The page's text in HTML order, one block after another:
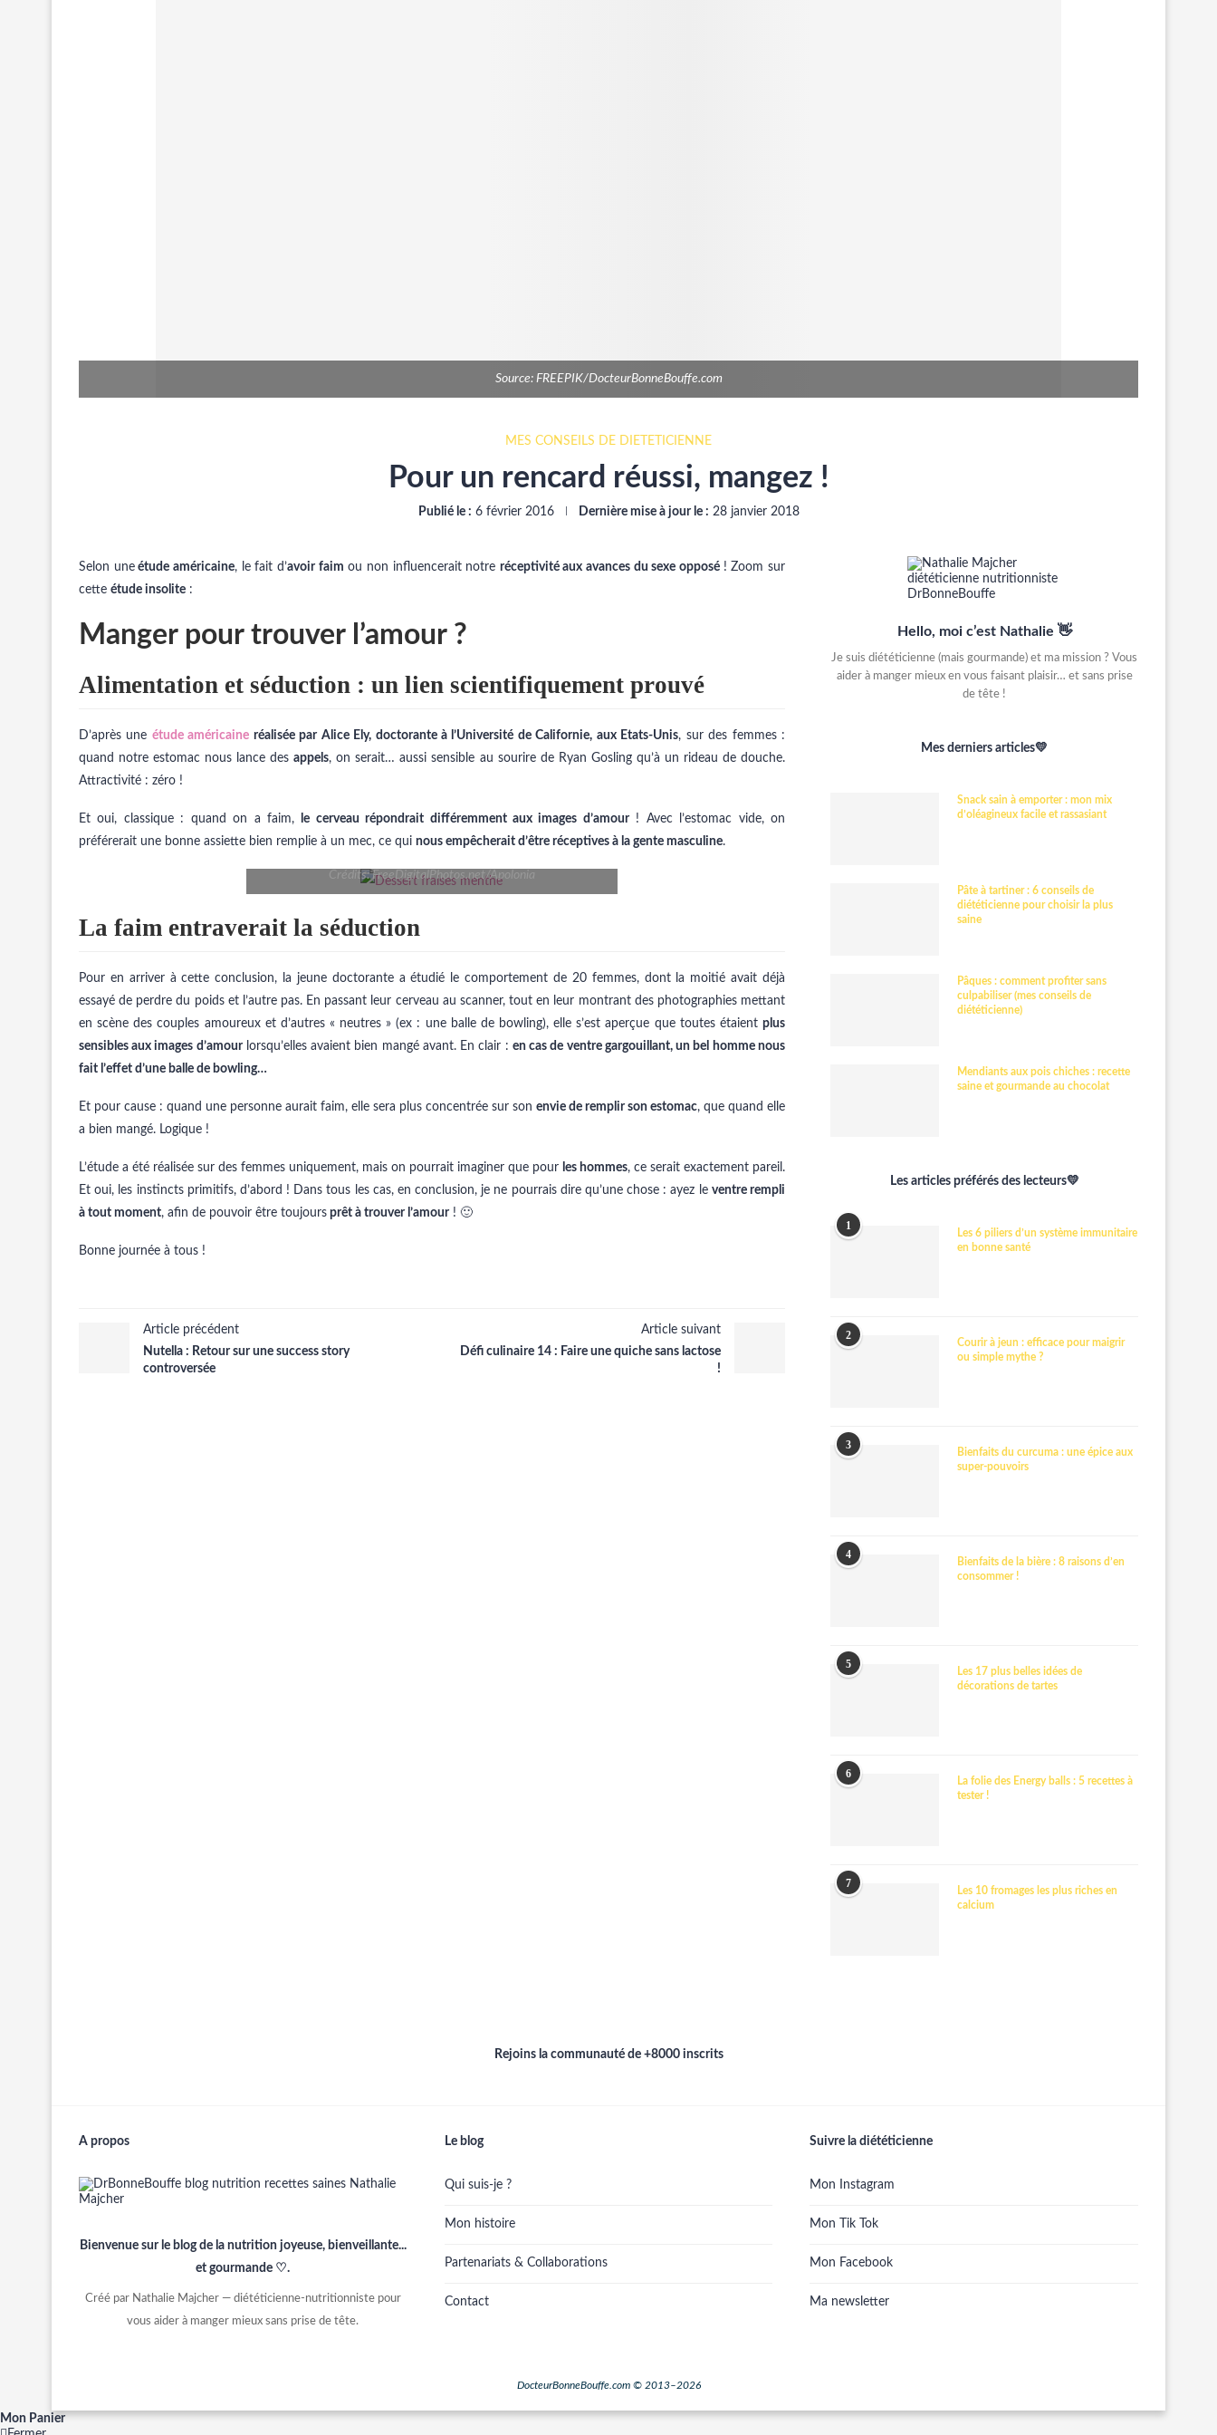
Source: FREEPIK/DocteurBonneBouffe.com
MES CONSEILS DE DIÉTÉTICIENNE
Pour un rencard réussi, mangez !
Publié le : 6 février 2016 Dernière mise à jour le : 28 janvier 2018
Selon uneétude américaine, le fait d’avoir faim ou non influencerait notre réceptivité aux avances du sexe opposé ! Zoom sur
cette étude insolite :
Manger pour trouver l’amour ?
Alimentation et séduction : un lien scientifiquement prouvé
D’après une étude américaine réalisée par Alice Ely, doctorante à l’Université de Californie, aux Etats-Unis, sur des femmes :
quand notre estomac nous lance desappels, on serait… aussi sensible au sourire de Ryan Gosling qu’à un rideau de douche.
Attractivité : zéro !
Et oui, classique : quand on a faim, le cerveau répondrait différemment aux images d’amour! Avec l’estomac vide, on
préférerait une bonne assiette bien remplie à un mec, ce qui nous empêcherait d’être réceptives à la gente masculine.
Crédits: FreeDigitalPhotos.net/Apolonia
La faim entraverait la séduction
Pour en arriver à cette conclusion, la jeune doctorante a étudié le comportement de 20 femmes, dont la moitié avait déjà
essayé de perdre du poids et l’autre pas. En passant leur cerveau au scanner, tout en leur montrant des photographies mettant
en scène des couples amoureux et d’autres « neutres » (ex : une balle de bowling), elle s’est aperçue que toutes étaient plus
sensibles aux images d’amourlorsqu’elles avaient bien mangé avant. En clair : en cas de ventre gargouillant, un bel homme nous
fait l’effet d’une balle de bowling…
Et pour cause : quand une personne aurait faim, elle sera plus concentrée sur son envie de remplir son estomac, que quand elle
a bien mangé. Logique !
L’étude a été réalisée sur des femmes uniquement, mais on pourrait imaginer que pour les hommes, ce serait exactement pareil.
Et oui, les instincts primitifs, d’abord ! Dans tous les cas, en conclusion, je ne pourrais dire qu’une chose : ayez le ventre rempli
à tout moment, afin de pouvoir être toujours prêt à trouver l’amour! 🙂
Bonne journée à tous !
Article précédent
Nutella : Retour sur une success story
controversée
Article suivant
Défi culinaire 14 : Faire une quiche sans lactose
!
Hello, moi c’est Nathalie 👋
Je suis diététicienne (mais gourmande) et ma mission ? Vous
aider à manger mieux en vous faisant plaisir… et sans prise
de tête !
Mes derniers articles💛
Snack sain à emporter : mon mix
d’oléagineux facile et rassasiant
Pâte à tartiner : 6 conseils de
diététicienne pour choisir la plus
saine
Pâques : comment profiter sans
culpabiliser (mes conseils de
diététicienne)
Mendiants aux pois chiches : recette
saine et gourmande au chocolat
Les articles préférés des lecteurs💛
1
Les 6 piliers d’un système immunitaire
en bonne santé
2
Courir à jeun : efficace pour maigrir
ou simple mythe ?
3
Bienfaits du curcuma : une épice aux
super-pouvoirs
4
Bienfaits de la bière : 8 raisons d’en
consommer !
5
Les 17 plus belles idées de
décorations de tartes
6
La folie des Energy balls : 5 recettes à
tester !
7
Les 10 fromages les plus riches en
calcium
Rejoins la communauté de +8000 inscrits
A propos
Bienvenue sur le blog de la nutrition joyeuse, bienveillante...
et gourmande ♡.
Créé par Nathalie Majcher — diététicienne-nutritionniste pour
vous aider à manger mieux sans prise de tête.
Le blog
Qui suis-je ?
Mon histoire
Partenariats & Collaborations
Contact
Suivre la diététicienne
Mon Instagram
Mon Tik Tok
Mon Facebook
Ma newsletter
DocteurBonneBouffe.com © 2013–2026
Mon Panier